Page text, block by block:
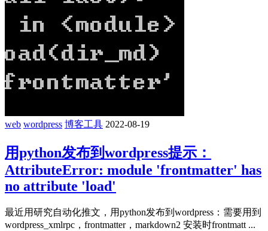
web wordpress 博客工具 2022-08-19
用python发布到wordpress提示：
AttributeError: module 'frontmatter' has
no attribute 'load'
最近用研究自动化推文，用python发布到wordpress：需要用到
wordpress_xmlrpc，frontmatter，markdown2 安装时frontmatt ...